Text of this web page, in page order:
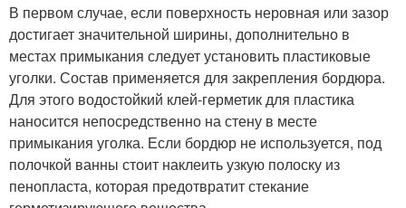
В первом случае, если поверхность неровная или зазор
достигает значительной ширины, дополнительно в
местах примыкания следует установить пластиковые
уголки. Состав применяется для закрепления бордюра.
Для этого водостойкий клей-герметик для пластика
наносится непосредственно на стену в месте
примыкания уголка. Если бордюр не используется, под
полочкой ванны стоит наклеить узкую полоску из
пенопласта, которая предотвратит стекание